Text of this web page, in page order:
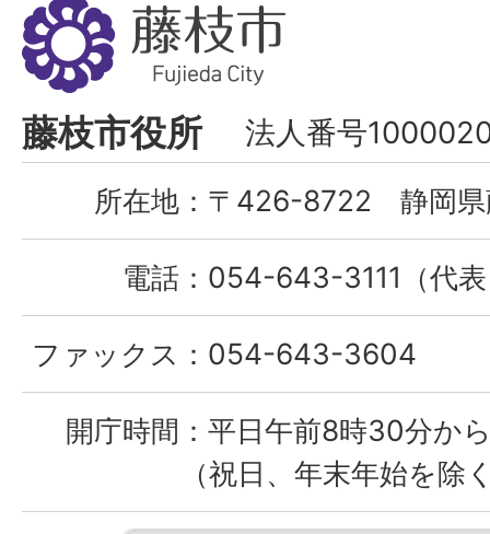
藤
枝
市
Fujieda
City
藤枝市役所 法人番号
所在地： 〒426-8722 静岡県
電話： 054-643-3111（代
ファックス： 054-643-3604
開庁時間： 平日午前8時30分か
（祝日、年末年始を除